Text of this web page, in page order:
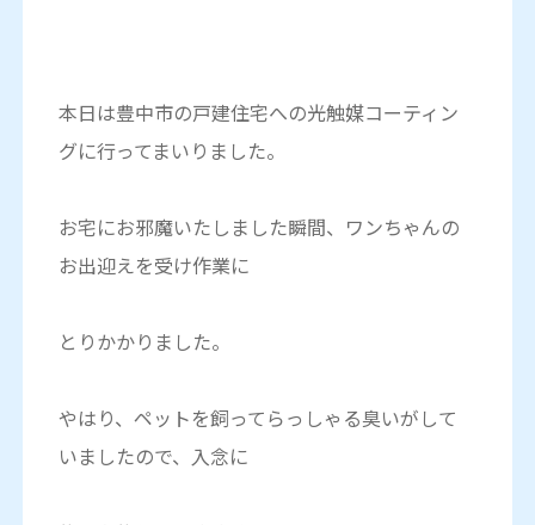
本日は豊中市の戸建住宅への光触媒コーティン
グに行ってまいりました。
お宅にお邪魔いたしました瞬間、ワンちゃんの
お出迎えを受け作業に
とりかかりました。
やはり、ペットを飼ってらっしゃる臭いがして
いましたので、入念に